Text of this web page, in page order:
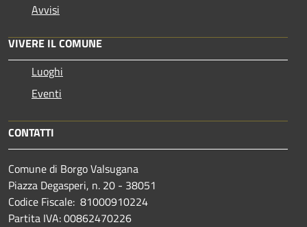
Avvisi
VIVERE IL COMUNE
Luoghi
Eventi
CONTATTI
Comune di Borgo Valsugana
Piazza Degasperi, n. 20 - 38051
Codice Fiscale: 81000910224
Partita IVA: 00862470226